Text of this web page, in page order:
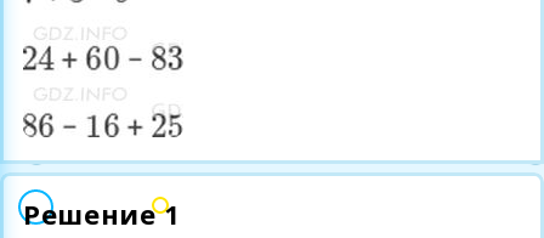
Решение 1